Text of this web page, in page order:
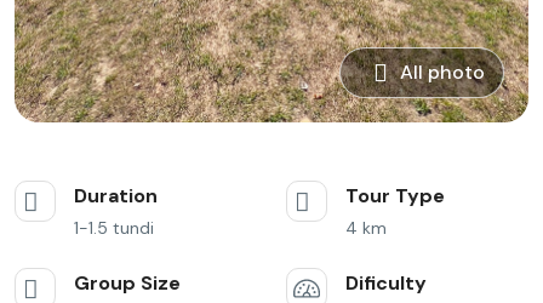
All photo
Duration
1-1.5 tundi
Tour Type
4 km
Group Size Dificulty